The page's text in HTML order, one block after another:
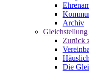
Archiv
Gleichstellung
Zurück
Die